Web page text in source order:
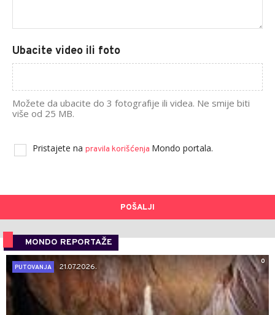
Ubacite video ili foto
Možete da ubacite do 3 fotografije ili videa. Ne smije biti
više od 25 MB.
Pristajete na pravila korišćenja Mondo portala.
POŠALJI
MONDO REPORTAŽE
0
PUTOVANJA
21.07.2026.